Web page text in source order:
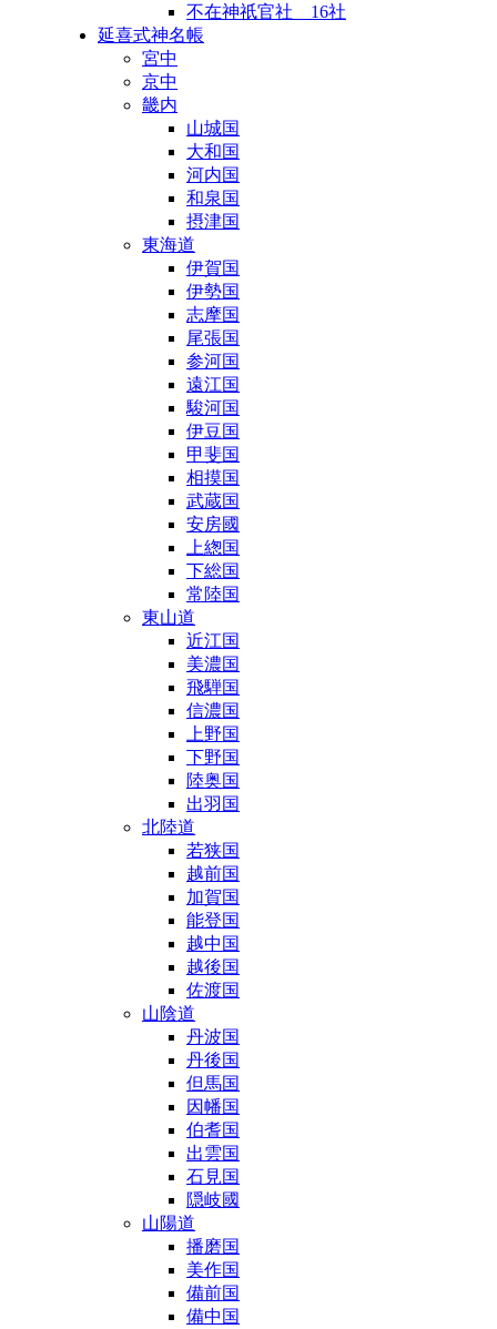
不在神祇官社 16社
延喜式神名帳
宮中
京中
畿内
山城国
大和国
河内国
和泉国
摂津国
東海道
伊賀国
伊勢国
志摩国
尾張国
参河国
遠江国
駿河国
伊豆国
甲斐国
相摸国
武蔵国
安房國
上緫国
下総国
常陸国
東山道
近江国
美濃国
飛騨国
信濃国
上野国
下野国
陸奥国
出羽国
北陸道
若狭国
越前国
加賀国
能登国
越中国
越後国
佐渡国
山陰道
丹波国
丹後国
但馬国
因幡国
伯耆国
出雲国
石見国
隠岐國
山陽道
播磨国
美作国
備前国
備中国